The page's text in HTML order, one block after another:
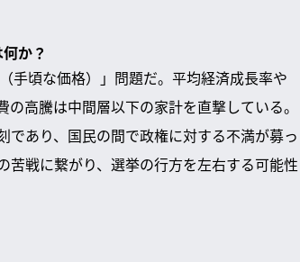
か？
手頃な価格）」問題だ。平均経済成長率や
高騰は中間層以下の家計を直撃している。
あり、国民の間で政権に対する不満が募っ
戦に繋がり、選挙の行方を左右する可能性